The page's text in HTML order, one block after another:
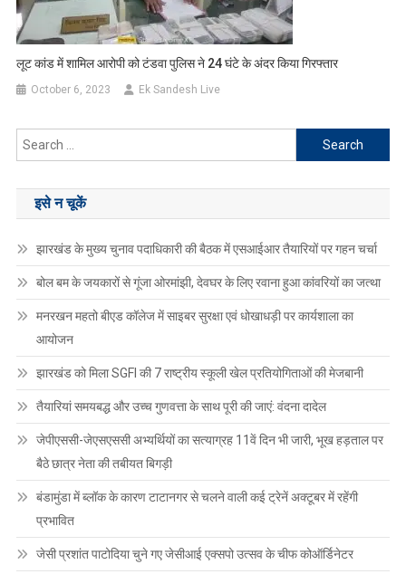
लूट कांड में शामिल आरोपी को टंडवा पुलिस ने 24 घंटे के अंदर किया गिरफ्तार
October 6, 2023 Ek Sandesh Live
Search
for:
इसे न चूकें
झारखंड के मुख्य चुनाव पदाधिकारी की बैठक में एसआईआर तैयारियों पर गहन चर्चा
बोल बम के जयकारों से गूंजा ओरमांझी, देवघर के लिए रवाना हुआ कांवरियों का जत्था
मनरखन महतो बीएड कॉलेज में साइबर सुरक्षा एवं धोखाधड़ी पर कार्यशाला का
आयोजन
झारखंड को मिला SGFI की 7 राष्ट्रीय स्कूली खेल प्रतियोगिताओं की मेजबानी
तैयारियां समयबद्ध और उच्च गुणवत्ता के साथ पूरी की जाएं: वंदना दादेल
जेपीएससी-जेएसएससी अभ्यर्थियों का सत्याग्रह 11वें दिन भी जारी, भूख हड़ताल पर
बैठे छात्र नेता की तबीयत बिगड़ी
बंडामुंडा में ब्लॉक के कारण टाटानगर से चलने वाली कई ट्रेनें अक्टूबर में रहेंगी
प्रभावित
जेसी प्रशांत पाटोदिया चुने गए जेसीआई एक्सपो उत्सव के चीफ कोऑर्डिनेटर